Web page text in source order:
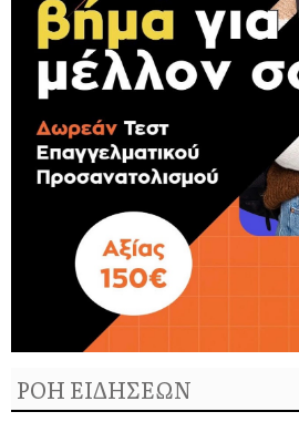
ΡΟΗ ΕΙΔΗΣΕΩΝ